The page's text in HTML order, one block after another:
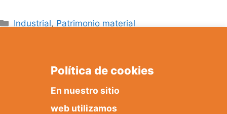
Categorías
Industrial, Patrimonio material
Política de cookies
En nuestro sitio
web utilizamos